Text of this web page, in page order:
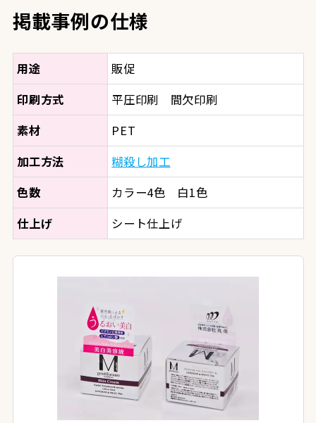
掲載事例の仕様
用途
販促
印刷方式
平圧印刷 間欠印刷
素材
PET
加工方法
糊殺し加工
色数
カラー4色 白1色
仕上げ
シート仕上げ